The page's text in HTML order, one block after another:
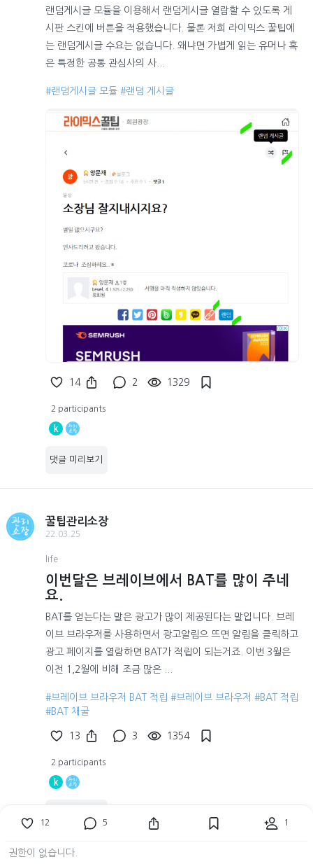
12 5 1
권한이 없습니다.
랜덤게시글 모듈을 이용해서 랜덤게시글 열람할 수 있도록 게
시판 스킨에 버튼을 적용했습니다. 물론 저희 라이믹스 꿀팁에
는 랜덤게시글 수요는 없습니다. 왜냐면 가볍게 읽는 유머나 혹
은 특정한 공통 관심사의 사...
#랜덤게시글 모듈 #랜덤 게시글
14 2 1329
2 participants
k
댓글 미리보기
꿀팁관리소장
22.03.25
life
이번달은 브레이브에서 BAT를 많이 주네
요.
BAT를 얻는다는 말은 광고가 많이 제공된다는 말입니다. 브레
이브 브라우저를 사용하면서 광고알림으 뜨면 알림을 클릭하고
광고 페이지를 열람하면 BAT가 적립이 되는거죠. 이번 3월은
이전 1,2월에 비해 조금 많은 ...
#브레이브 브라우저 BAT 적립 #브레이브 브라우저 #BAT 적립
#BAT 채굴
13 3 1354
2 participants
k